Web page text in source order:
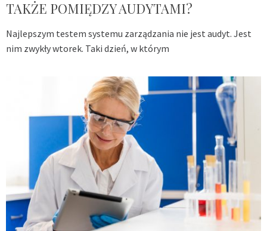
TAKŻE POMIĘDZY AUDYTAMI?
Najlepszym testem systemu zarządzania nie jest audyt. Jest
nim zwykły wtorek. Taki dzień, w którym